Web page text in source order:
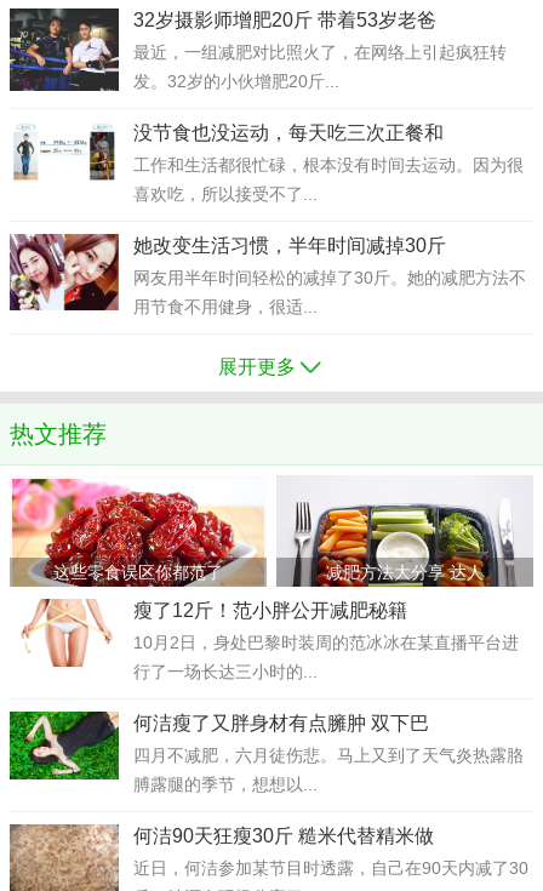
32岁摄影师增肥20斤 带着53岁老爸
最近，一组减肥对比照火了，在网络上引起疯狂转
发。32岁的小伙增肥20斤...
没节食也没运动，每天吃三次正餐和
工作和生活都很忙碌，根本没有时间去运动。因为很
喜欢吃，所以接受不了...
她改变生活习惯，半年时间减掉30斤
网友用半年时间轻松的减掉了30斤。她的减肥方法不
用节食不用健身，很适...
展开更多
热文推荐
这些零食误区你都范了 减肥方法大分享 达人
瘦了12斤！范小胖公开减肥秘籍
10月2日，身处巴黎时装周的范冰冰在某直播平台进
行了一场长达三小时的...
何洁瘦了又胖身材有点臃肿 双下巴
四月不减肥，六月徒伤悲。马上又到了天气炎热露胳
膊露腿的季节，想想以...
何洁90天狂瘦30斤 糙米代替精米做
近日，何洁参加某节目时透露，自己在90天内减了30